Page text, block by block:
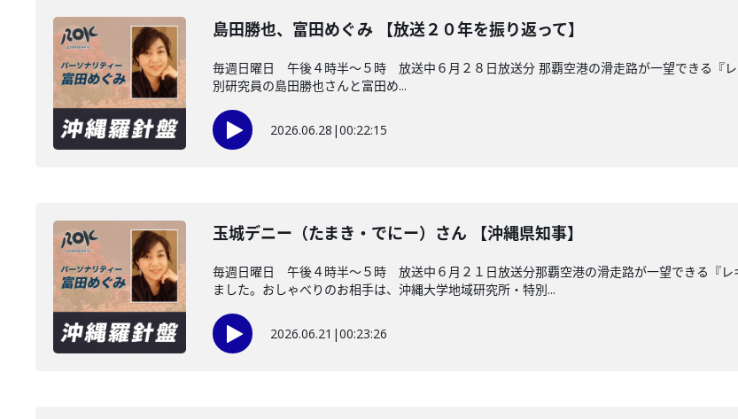
島田勝也、富田めぐみ 【放送２０年を振り返って】
毎週日曜日 午後４時半～５時 放送中６月２８日放送分 那覇空港の滑走路が一望できる『
別研究員の島田勝也さんと富田め...
2026.06.28 |00:22:15
玉城デニー（たまき・でにー）さん 【沖縄県知事】
毎週日曜日 午後４時半～５時 放送中６月２１日放送分那覇空港の滑走路が一望できる『レ
ました。おしゃべりのお相手は、沖縄大学地域研究所・特別...
2026.06.21 |00:23:26